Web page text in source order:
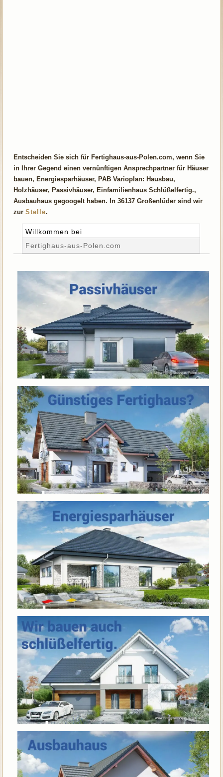
Entscheiden Sie sich für Fertighaus-aus-Polen.com, wenn Sie
in Ihrer Gegend einen vernünftigen Ansprechpartner für Häuser
bauen, Energiesparhäuser, PAB Varioplan: Hausbau,
Holzhäuser, Passivhäuser, Einfamilienhaus Schlüßelfertig.,
Ausbauhaus gegoogelt haben. In 36137 Großenlüder sind wir
zurStelle.
Willkommen bei
Fertighaus-aus-Polen.com